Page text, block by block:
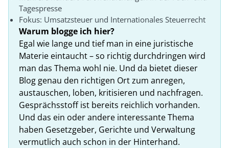
Tagespresse
Fokus: Umsatzsteuer und Internationales Steuerrecht
Warum blogge ich hier?
Egal wie lange und tief man in eine juristische
Materie eintaucht – so richtig durchdringen wird
man das Thema wohl nie. Und da bietet dieser
Blog genau den richtigen Ort zum anregen,
austauschen, loben, kritisieren und nachfragen.
Gesprächsstoff ist bereits reichlich vorhanden.
Und das ein oder andere interessante Thema
haben Gesetzgeber, Gerichte und Verwaltung
vermutlich auch schon in der Hinterhand.